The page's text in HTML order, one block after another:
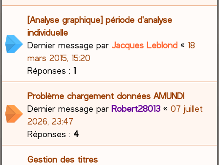
[Analyse graphique] période d'analyse
individuelle
Dernier message parJacques Leblond « 18
mars 2015, 15:20
Réponses :1
Problème chargement données AMUNDI
Dernier message parRobert28013 «07 juillet
2026, 23:47
Réponses : 4
Gestion des titres